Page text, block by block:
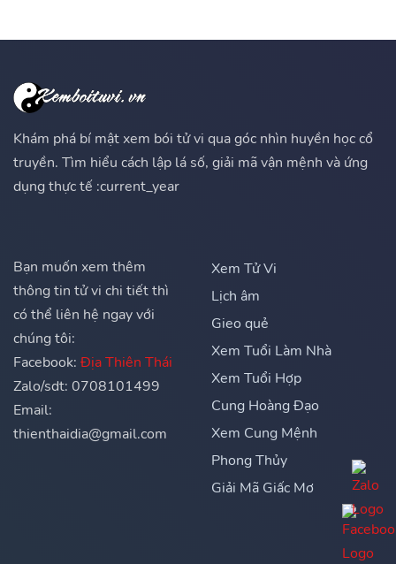
Khám phá bí mật xem bói tử vi qua góc nhìn huyền học cổ
truyền. Tìm hiểu cách lập lá số, giải mã vận mệnh và ứng
dụng thực tế :current_year
Bạn muốn xem thêm
thông tin tử vi chi tiết thì
có thể liên hệ ngay với
chúng tôi:
Facebook: Địa Thiên Thái
Zalo/sdt: 0708101499
Email:
thienthaidia@gmail.com
Xem Tử Vi
Lịch âm
Gieo quẻ
Xem Tuổi Làm Nhà
Xem Tuổi Hợp
Cung Hoàng Đạo
Xem Cung Mệnh
Phong Thủy
Giải Mã Giấc Mơ